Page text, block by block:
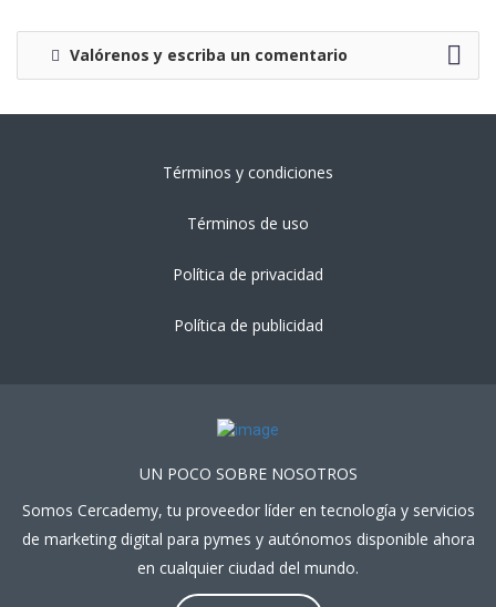
Valórenos y escriba un comentario
Términos y condiciones
Términos de uso
Política de privacidad
Política de publicidad
UN POCO SOBRE NOSOTROS
Somos Cercademy, tu proveedor líder en tecnología y servicios
de marketing digital para pymes y autónomos disponible ahora
en cualquier ciudad del mundo.